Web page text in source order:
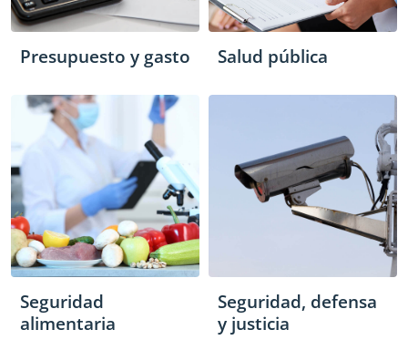
Presupuesto y gasto Salud pública
Seguridad
alimentaria
Seguridad, defensa
y justicia